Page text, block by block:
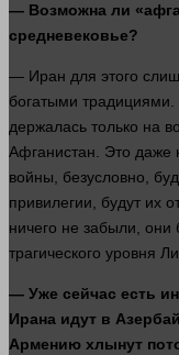
— Возможна ли
средневековье?
— Иран для этого
богатыми традициями.
держалась только на
Афганистан. Это даже
войны , безусловно,
привилегии, будут их
ничего не забыли, они
трагического уровня
— Уже сейчас есть
Ирана идут в
Армению хлынут